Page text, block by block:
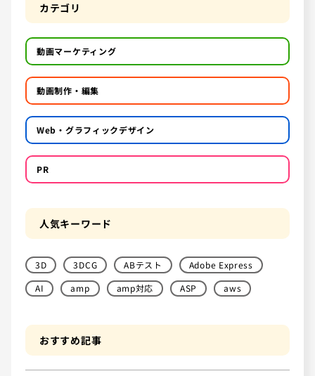
カテゴリ
動画マーケティング
動画制作・編集
Web・グラフィックデザイン
PR
人気キーワード
3D 3DCG ABテスト
Adobe Express
AI
amp amp対応 ASP aws
おすすめ記事